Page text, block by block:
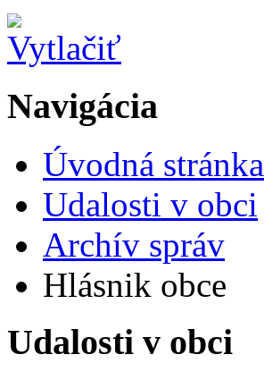
Navigácia
Úvodná stránka
Udalosti v obci
Archív správ
Hlásnik obce
Udalosti v obci